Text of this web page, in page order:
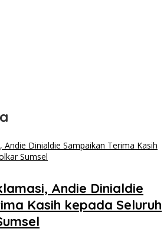
Andie Dinialdie
Kasih kepada Seluruh